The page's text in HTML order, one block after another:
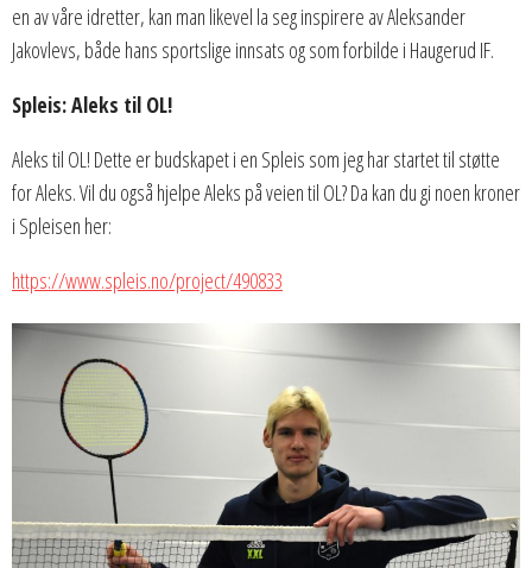
en av våre idretter, kan man likevel la seg inspirere av Aleksander
Jakovlevs, både hans sportslige innsats og som forbilde i Haugerud IF.
Spleis: Aleks til OL!
Aleks til OL! Dette er budskapet i en Spleis som jeg har startet til støtte
for Aleks. Vil du også hjelpe Aleks på veien til OL? Da kan du gi noen kroner
i Spleisen her:
https://www.spleis.no/project/490833